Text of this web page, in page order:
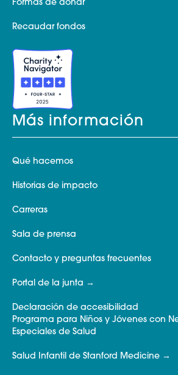
Formas de donar
Recaudar fondos
Más información
Qué hacemos
Historias de impacto
Carreras
Sala de prensa
Contacto y preguntas frecuentes
Portal de la junta
Declaración de accesibilidad
Programa para Niños y Jóvenes con
Especiales de Salud
Salud Infantil de Stanford Medicine